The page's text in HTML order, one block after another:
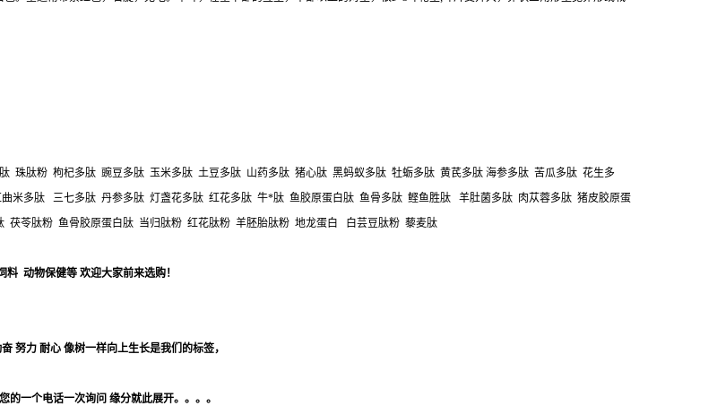
肽粉 枸杞多肽 豌豆多肽 玉米多肽 土豆多肽 山药多肽 猪心肽 黑蚂蚁多肽 牡蛎多肽 黄芪多肽 海参多肽 苦瓜多肽 花生多
多肽 三七多肽 丹参多肽 灯盏花多肽 红花多肽 牛*肽 鱼胶原蛋白肽 鱼骨多肽 鲣鱼胜肽 羊肚菌多肽 肉苁蓉多肽 猪皮胶原蛋
苓肽粉 鱼骨胶原蛋白肽 当归肽粉 红花肽粉 羊胚胎肽粉 地龙蛋白 白芸豆肽粉 藜麦肽
动物保健等 欢迎大家前来选购！
努力 耐心 像树一样向上生长是我们的标签，
您的一个电话一次询问 缘分就此展开。。。。